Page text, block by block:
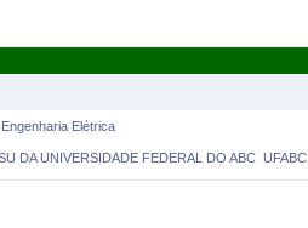
Elétrica
DA UNIVERSIDADE FEDERAL DO ABC  UFABC